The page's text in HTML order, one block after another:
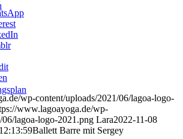
wp-content/uploads/2021/06/lagoa-logo-
www.lagoayoga.de/wp-
lagoa-logo-2021.png Lara2022-11-08
Ballett Barre mit Sergey